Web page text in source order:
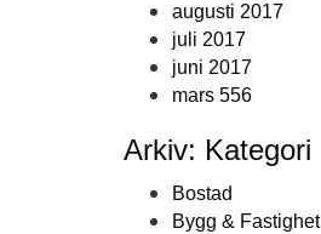
augusti 2017
juli 2017
juni 2017
mars 556
Arkiv: Kategori
Bostad
Bygg & Fastighet